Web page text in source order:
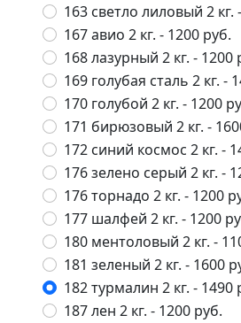
163 светло лиловый 2 кг.
167 авио 2 кг. - 1200 руб.
168 лазурный 2 кг. - 1200
169 голубая сталь 2 кг. -
170 голубой 2 кг. - 1200
171 бирюзовый 2 кг. -
172 синий космос 2 кг. -
176 зелено серый 2 кг. -
176 торнадо 2 кг. - 1200
177 шалфей 2 кг. - 1200
180 ментоловый 2 кг. -
181 зеленый 2 кг. - 1600
182 турмалин 2 кг. - 1490
187 лен 2 кг. - 1200 руб.